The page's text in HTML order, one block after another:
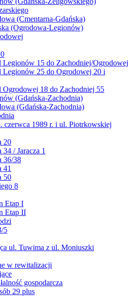
(Cmentarna-Gdańska)
(Ogrodowa-Legionów)
Legionów 15 do Zachodniej/Ogrodowej
Legionów 25 do Ogrodowej 20 i
Ogrodowej 18 do Zachodniej 55
(Gdańska-Zachodnia)
(Gdańska-Zachodnia)
czerwca 1989 r. i ul. Piotrkowskiej
20
/ Jaracza 1
36/38
41
50
8
Etap I
Etap II
5
ul. Tuwima z ul. Moniuszki
w rewitalizacji
gospodarcza
29 plus